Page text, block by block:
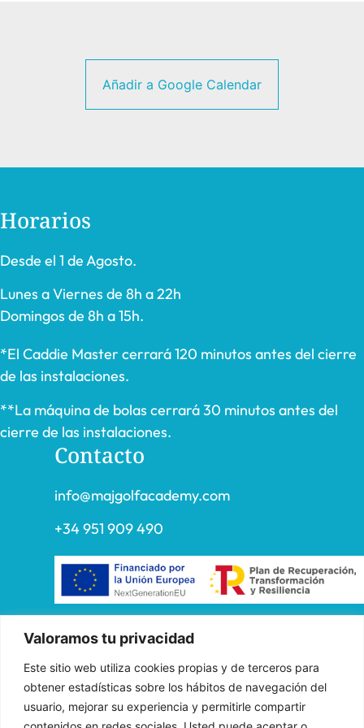
Valoramos tu privacidad
Este sitio web utiliza cookies propias y de terceros para
obtener estadísticas sobre los hábitos de navegación del
usuario, mejorar su experiencia y permitirle compartir
Añadir a Google Calendar
Horarios
Desde el 1 de Agosto.
Lunes a Viernes de 8h a 22h
Domingos de 8h a 15h.
*El Caddie Master cerrará 120 minutos antes del cierre
de las instalaciones.
**La máquina de bolas cerrará 30 minutos antes del
cierre de las instalaciones.
Contacto
info@majgolfacademy.com
+34 951 909 490
«FADE AND DRAW TARGET S.L. ha recibido una ayuda de la
Unión Europea con cargo al Programa Operativo FEDER de
Andalucía 2014-2020, financiada como parte de la respuesta de
la Unión a la pandemia de COVID-19 (REACT-UE), para
compensar el sobrecoste energético de gas natural y/o